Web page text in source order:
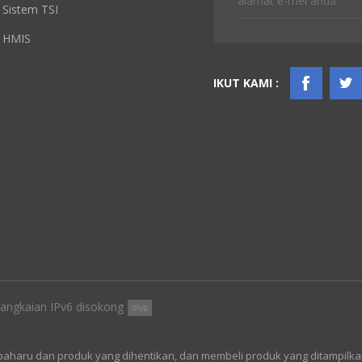
Sistem TSI
HMIS
IKUT KAMI :
IPv6 disokong
dan produk yang dihentikan, dan membeli produk yang